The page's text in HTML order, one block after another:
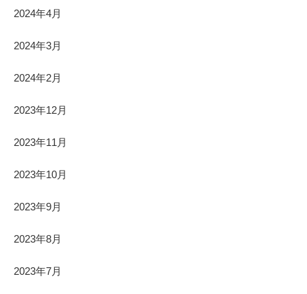
2024年4月
2024年3月
2024年2月
2023年12月
2023年11月
2023年10月
2023年9月
2023年8月
2023年7月